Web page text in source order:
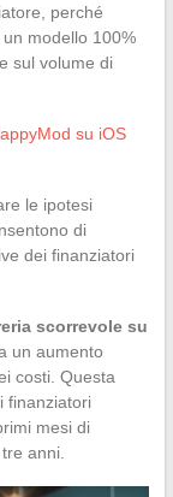
perché
modello 100%
sul volume di
su iOS
le ipotesi
di
dei finanziatori
scorrevole su
un aumento
costi. Questa
finanziatori
mesi di
anni.